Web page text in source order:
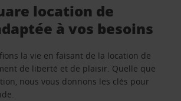
location de
à vos besoins
la vie en faisant de la location de
de liberté et de plaisir. Quelle que
nous vous donnons les clés pour